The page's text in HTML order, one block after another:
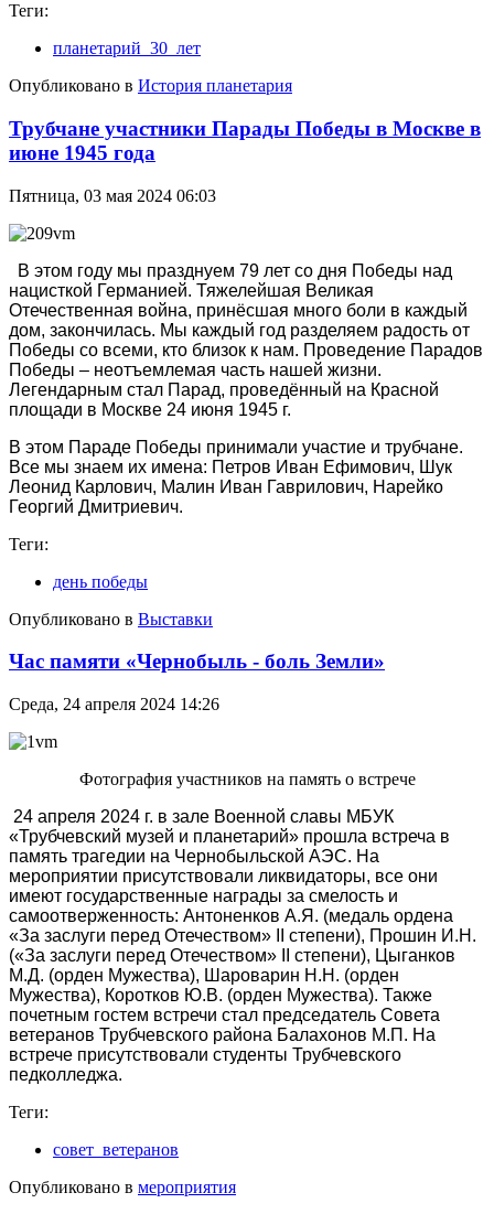
Теги:
планетарий_30_лет
Опубликовано в История планетария
Трубчане участники Парады Победы в Москве в
июне 1945 года
Пятница, 03 мая 2024 06:03
В этом году мы празднуем 79 лет со дня Победы над
нацисткой Германией. Тяжелейшая Великая
Отечественная война, принёсшая много боли в каждый
дом, закончилась. Мы каждый год разделяем радость от
Победы со всеми, кто близок к нам. Проведение Парадов
Победы – неотъемлемая часть нашей жизни.
Легендарным стал Парад, проведённый на Красной
площади в Москве 24 июня 1945 г.
В этом Параде Победы принимали участие и трубчане.
Все мы знаем их имена: Петров Иван Ефимович, Шук
Леонид Карлович, Малин Иван Гаврилович, Нарейко
Георгий Дмитриевич.
Теги:
день победы
Опубликовано в Выставки
Час памяти «Чернобыль - боль Земли»
Среда, 24 апреля 2024 14:26
Фотография участников на память о встрече
24 апреля 2024 г. в зале Военной славы МБУК
«Трубчевский музей и планетарий» прошла встреча в
память трагедии на Чернобыльской АЭС. На
мероприятии присутствовали ликвидаторы, все они
имеют государственные награды за смелость и
самоотверженность: Антоненков А.Я. (медаль ордена
«За заслуги перед Отечеством» II степени), Прошин И.Н.
(«За заслуги перед Отечеством» II степени), Цыганков
М.Д. (орден Мужества), Шароварин Н.Н. (орден
Мужества), Коротков Ю.В. (орден Мужества). Также
почетным гостем встречи стал председатель Совета
ветеранов Трубчевского района Балахонов М.П. На
встрече присутствовали студенты Трубчевского
педколледжа.
Теги:
совет_ветеранов
Опубликовано в мероприятия